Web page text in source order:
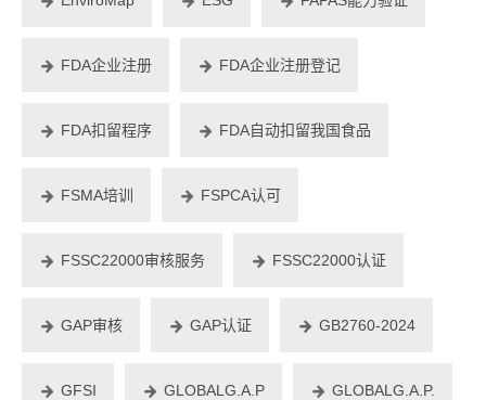
FDA企业注册 FDA企业注册登记
FDA扣留程序 FDA自动扣留我国食品
FSMA培训 FSPCA认可
FSSC22000审核服务 FSSC22000认证
GAP审核 GAP认证 GB2760-2024
GFSI GLOBALG.A.P GLOBALG.A.P.